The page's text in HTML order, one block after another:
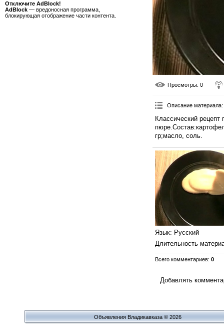
Отключите AdBlock!
AdBlock — вредоносная программа,
блокирующая отображение части контента.
Просмотры: 0
Описание материала:
Классический рецепт
гр;масло, соль.
Язык: Русский
Длительность
Всего комментариев: 0
Добавлять
Объявления Владикавказа © 2026